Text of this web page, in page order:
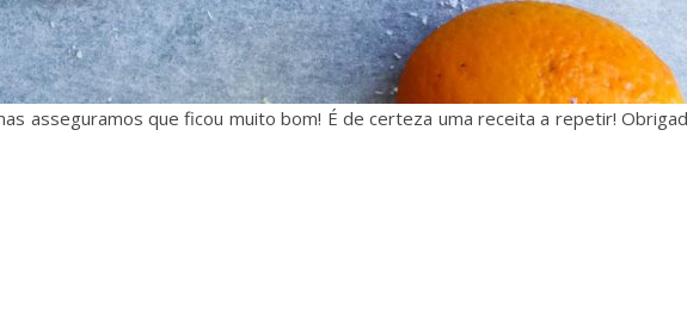
asseguramos que ficou muito bom! É de certeza uma receita a repetir!